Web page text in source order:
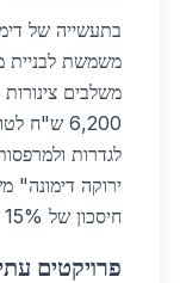
בתעשייה של
משמשת לבניית
6,200
לגדרות
חיסכון של 15% בעלויות. ל
פרויקטים